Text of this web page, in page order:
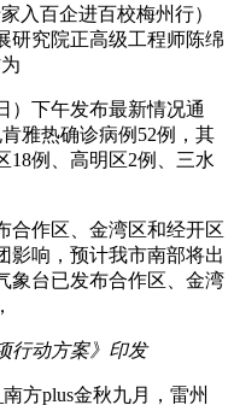
入百企进百校梅州行）
研究院正高级工程师陈绵
）下午发布最新情况通
雅热确诊病例52例，其
18例、高明区2例、三水
合作区、金湾区和经开区
影响，预计我市南部将出
象台已发布合作区、金湾
方plus金秋九月，雷州